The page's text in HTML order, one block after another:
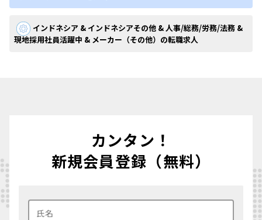
インドネシア & インドネシアその他 & 人事/総務/労務/法務 &
現地採用社員活躍中 & メーカー（その他）の転職求人
カンタン！
新規会員登録（無料）